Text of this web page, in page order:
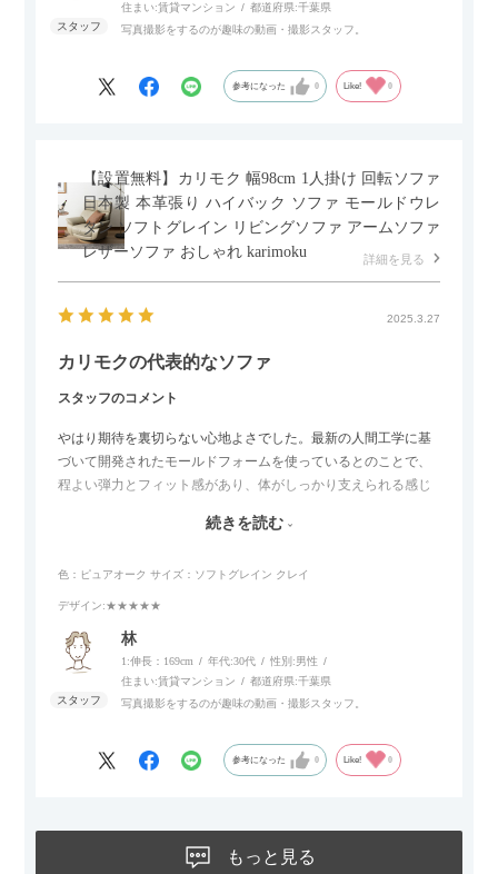
住まい:賃貸マンション 都道府県:千葉県
写真撮影をするのが趣味の動画・撮影スタッフ。
参考になった 0 Like! 0
【設置無料】カリモク 幅98cm 1人掛け 回転ソファ
日本製 本革張り ハイバック ソファ モールドウレ
タン ソフトグレイン リビングソファ アームソファ
レザーソファ おしゃれ karimoku
詳細を見る
2025.3.27
カリモクの代表的なソファ
スタッフのコメント
やはり期待を裏切らない心地よさでした。最新の人間工学に基
づいて開発されたモールドフォームを使っているとのことで、
程よい弾力とフィット感があり、体がしっかり支えられる感じ
リラックスタイムによさそうでした。回転タイプなので、個人
す。
続きを読む
色：ピュアオーク サイズ：ソフトグレイン クレイ
デザイン:★★★★★
林
1:伸長：169cm 年代:30代 性別:男性
住まい:賃貸マンション 都道府県:千葉県
写真撮影をするのが趣味の動画・撮影スタッフ。
参考になった 0 Like! 0
もっと見る